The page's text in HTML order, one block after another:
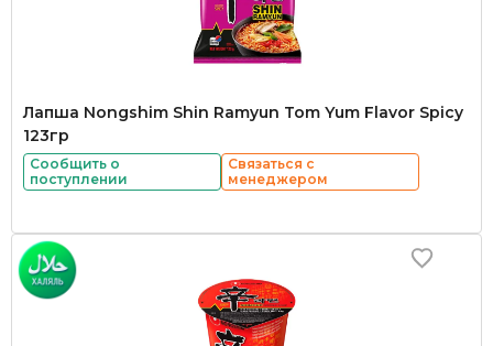
Лапша Nongshim Shin Ramyun Tom Yum Flavor Spicy
123гр
Сообщить о
поступлении
Связаться с
менеджером